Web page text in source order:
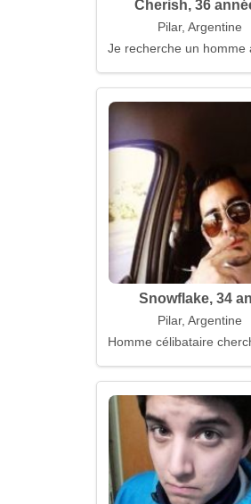
Cherish, 36
Pilar, Argentine
Je recherche un homme
Snowflake, 34
Pilar, Argentine
Homme célibataire